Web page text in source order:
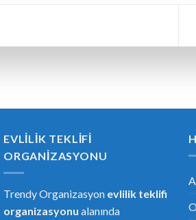
EVLILIK TEKLIFI
ORGANIZASYONU
Trendy Organizasyon evlilik teklifi
organizasyonu alanında